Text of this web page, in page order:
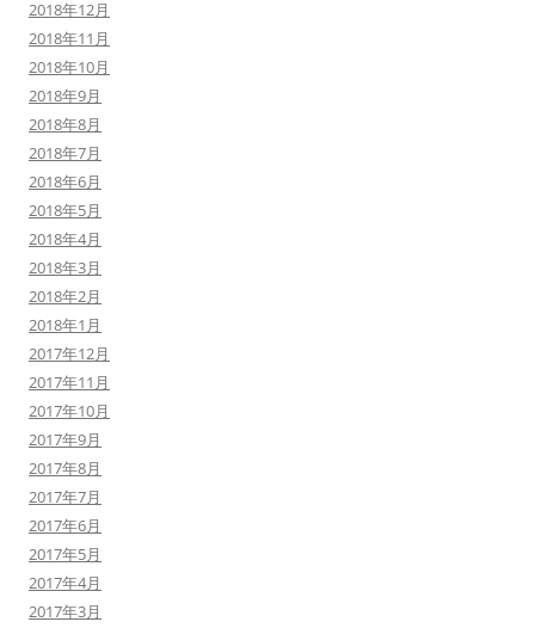
2018年12月
2018年11月
2018年10月
2018年9月
2018年8月
2018年7月
2018年6月
2018年5月
2018年4月
2018年3月
2018年2月
2018年1月
2017年12月
2017年11月
2017年10月
2017年9月
2017年8月
2017年7月
2017年6月
2017年5月
2017年4月
2017年3月